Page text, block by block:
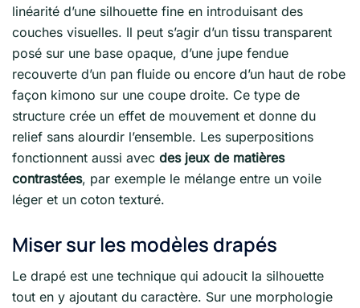
linéarité d’une silhouette fine en introduisant des
couches visuelles. Il peut s’agir d’un tissu transparent
posé sur une base opaque, d’une jupe fendue
recouverte d’un pan fluide ou encore d’un haut de robe
façon kimono sur une coupe droite. Ce type de
structure crée un effet de mouvement et donne du
relief sans alourdir l’ensemble. Les superpositions
fonctionnent aussi avec des jeux de matières
contrastées, par exemple le mélange entre un voile
léger et un coton texturé.
Miser sur les modèles drapés
Le drapé est une technique qui adoucit la silhouette
tout en y ajoutant du caractère. Sur une morphologie